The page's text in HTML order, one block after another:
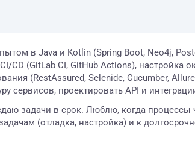
в Java и Kotlin (Spring Boot, Neo4j,
CD (GitLab CI, GitHub Actions), настройка
(RestAssured, Selenide, Cucumber,
сервисов, проектировать API и
задачи в срок. Люблю, когда
(отладка, настройка) и к